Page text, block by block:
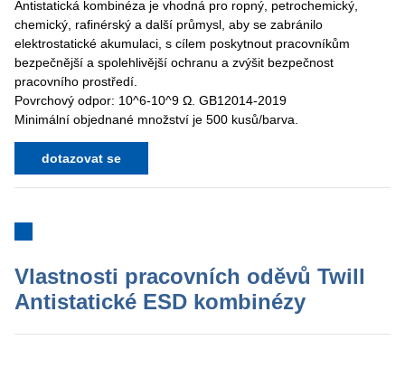
Antistatická kombinéza je vhodná pro ropný, petrochemický,
chemický, rafinérský a další průmysl, aby se zabránilo
elektrostatické akumulaci, s cílem poskytnout pracovníkům
bezpečnější a spolehlivější ochranu a zvýšit bezpečnost
pracovního prostředí.
Povrchový odpor: 10^6-10^9 Ω. GB12014-2019
Minimální objednané množství je 500 kusů/barva.
dotazovat se
Vlastnosti pracovních oděvů Twill
Antistatické ESD kombinézy